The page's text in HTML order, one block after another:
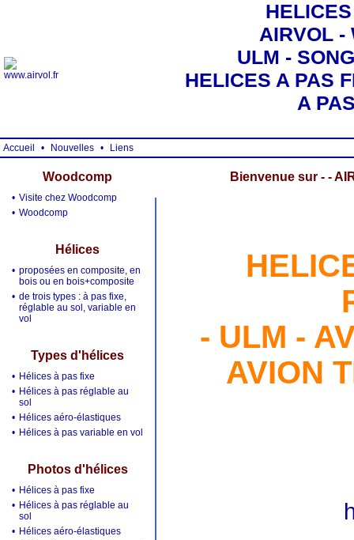
AIRVOL -
ULM -
HELICES A PAS
A
Accueil • Nouvelles • Liens
Woodcomp
• Visite chez Woodcomp
• Woodcomp
Hélices
• proposées en composite, en
bois ou en bois+composite
• de trois types : à pas fixe,
réglable au sol, variable en
vol
Types d'hélices
• Hélices à pas fixe
• Hélices à pas réglable au
sol
• Hélices aéro-élastiques
• Hélices à pas variable en vol
Photos d'hélices
• Hélices à pas fixe
• Hélices à pas réglable au
sol
• Hélices aéro-élastiques
Bienvenue sur - -
- ULM -
AVION